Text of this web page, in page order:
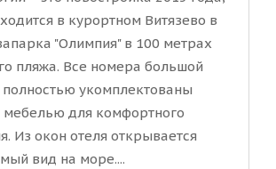
в курортном Витязево в
"Олимпия" в 100 метрах
пляжа. Все номера большой
укомплектованы
мебелью для комфортного
Из окон отеля открывается
вид на море....